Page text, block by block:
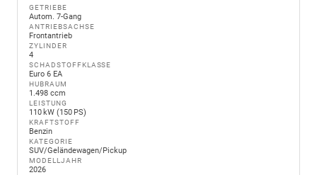
GETRIEBE
Autom. 7-Gang
ANTRIEBSACHSE
Frontantrieb
ZYLINDER
4
SCHADSTOFFKLASSE
Euro 6 EA
HUBRAUM
1.498 ccm
LEISTUNG
110 kW (150 PS)
KRAFTSTOFF
Benzin
KATEGORIE
SUV/Geländewagen/Pickup
MODELLJAHR
2026